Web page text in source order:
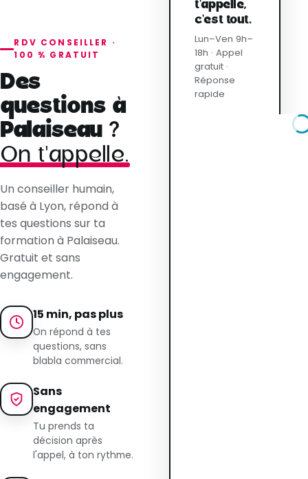
RDV CONSEILLER ·
100 % GRATUIT
Des
questions à
Palaiseau ?
On t'appelle.
Un conseiller humain,
basé à Lyon, répond à
tes questions sur ta
formation à Palaiseau.
Gratuit et sans
engagement.
15 min, pas plus
On répond à tes
questions, sans
blabla commercial.
Sans
engagement
Tu prends ta
décision après
l'appel, à ton rythme.
t'appelle,
c'est tout.
Lun–Ven 9h–
18h · Appel
gratuit ·
Réponse
rapide